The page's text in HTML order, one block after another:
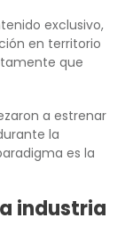
exclusivo,
en territorio
que
a estrenar
la
es la
industria